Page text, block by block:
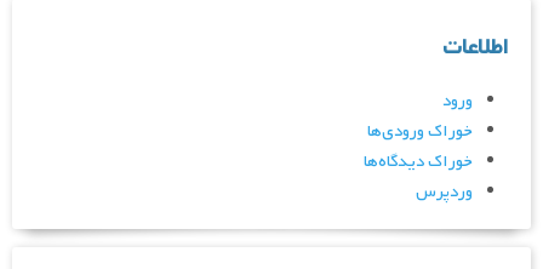
اطلاعات
ورود
خوراک ورودی‌ها
خوراک دیدگاه‌ها
وردپرس